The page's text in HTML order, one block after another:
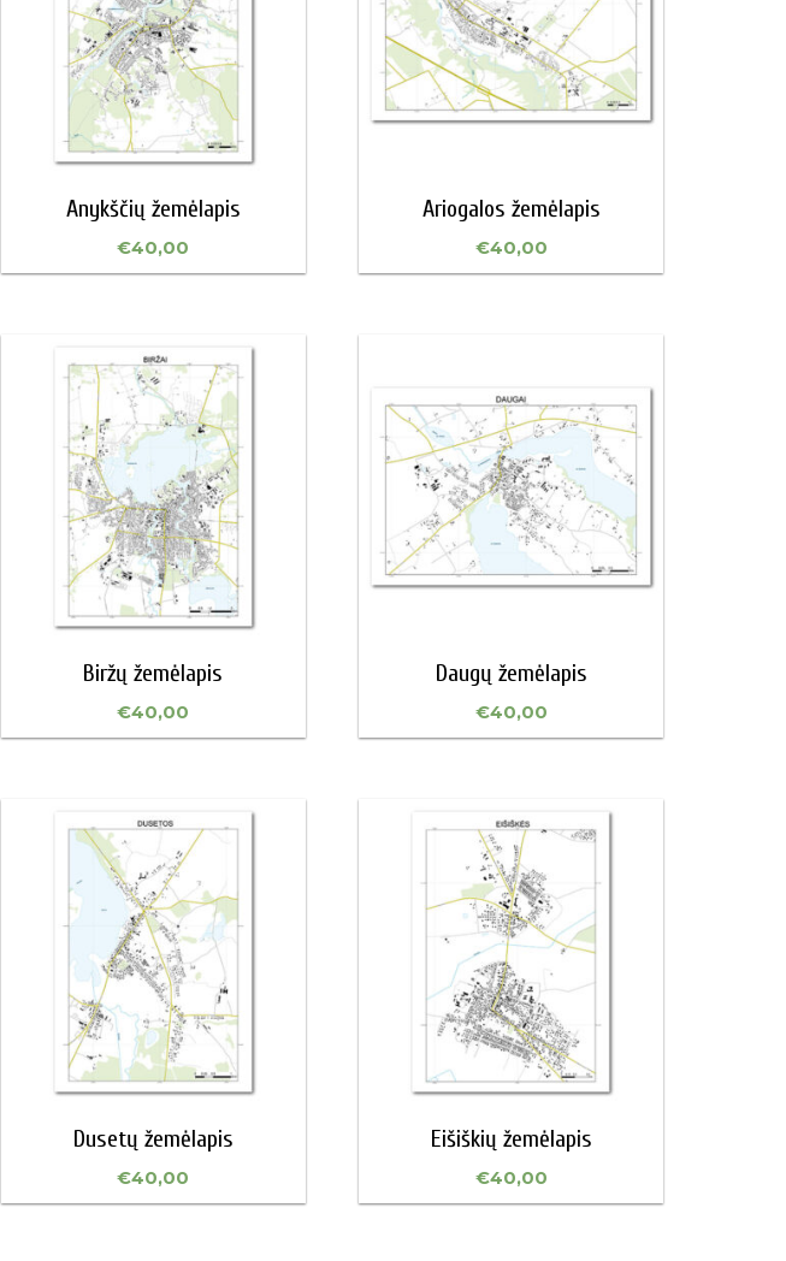
Anykščių žemėlapis
€40,00
Ariogalos žemėlapis
€40,00
Biržų žemėlapis
€40,00
Daugų žemėlapis
€40,00
Dusetų žemėlapis
€40,00
Eišiškių žemėlapis
€40,00